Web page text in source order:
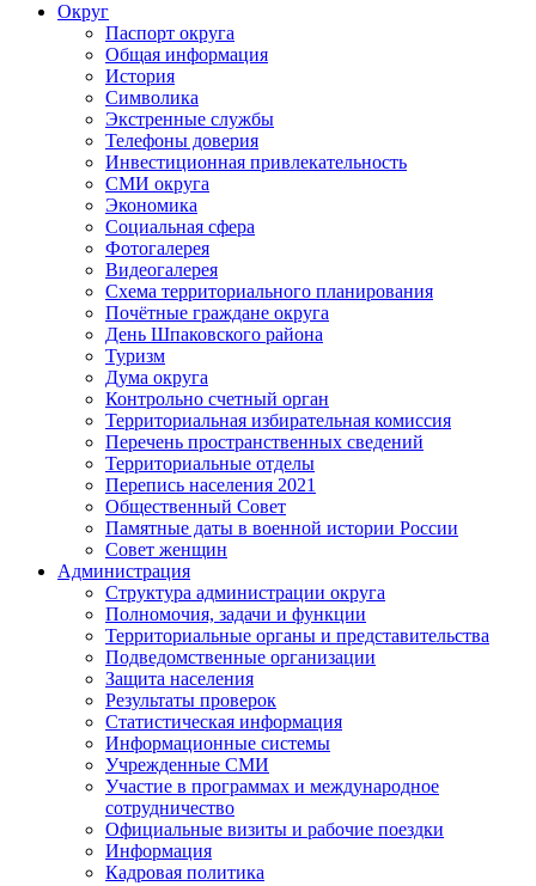
Округ
Паспорт округа
Общая информация
История
Символика
Экстренные службы
Телефоны доверия
Инвестиционная привлекательность
СМИ округа
Экономика
Социальная сфера
Фотогалерея
Видеогалерея
Схема территориального планирования
Почётные граждане округа
День Шпаковского района
Туризм
Дума округа
Контрольно счетный орган
Территориальная избирательная комиссия
Перечень пространственных сведений
Территориальные отделы
Перепись населения 2021
Общественный Совет
Памятные даты в военной истории России
Совет женщин
Администрация
Структура администрации округа
Полномочия, задачи и функции
Территориальные органы и представительства
Подведомственные организации
Защита населения
Результаты проверок
Статистическая информация
Информационные системы
Учрежденные СМИ
Участие в программах и международное
сотрудничество
Официальные визиты и рабочие поездки
Информация
Кадровая политика